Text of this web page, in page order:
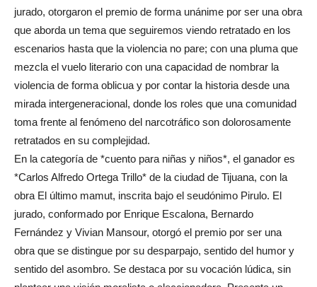
jurado, otorgaron el premio de forma unánime por ser una obra
que aborda un tema que seguiremos viendo retratado en los
escenarios hasta que la violencia no pare; con una pluma que
mezcla el vuelo literario con una capacidad de nombrar la
violencia de forma oblicua y por contar la historia desde una
mirada intergeneracional, donde los roles que una comunidad
toma frente al fenómeno del narcotráfico son dolorosamente
retratados en su complejidad.
En la categoría de *cuento para niñas y niños*, el ganador es
*Carlos Alfredo Ortega Trillo* de la ciudad de Tijuana, con la
obra El último mamut, inscrita bajo el seudónimo Pirulo. El
jurado, conformado por Enrique Escalona, Bernardo
Fernández y Vivian Mansour, otorgó el premio por ser una
obra que se distingue por su desparpajo, sentido del humor y
sentido del asombro. Se destaca por su vocación lúdica, sin